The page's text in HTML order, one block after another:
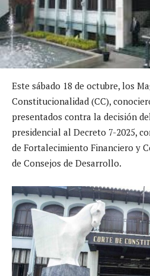
Este sábado 18 de octubre, los
Constitucionalidad (CC),
presentados contra la decisión
presidencial al Decreto 7-2025,
de Fortalecimiento Financiero y
de Consejos de Desarrollo.